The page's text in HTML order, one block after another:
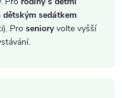
sedátkem
Pro senioryvolte vyšší